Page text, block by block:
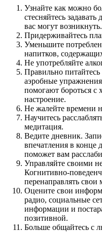
Узнайте как можно
стесняйтесь
вас могут возникнуть.
Придерживайтесь
Уменьшите
напитков,
Не употребляйте
Правильно
аэробные
помогают бороться с
настроение.
Не жалейте времени
Научитесь
медитация.
Ведите дневник.
впечатления в конце
поможет вам
Управляйте своими
Когнитивно-
перенаправлять свои
Оцените свои
радио, социальные
информации и
позитивной.
Больше общайтесь с